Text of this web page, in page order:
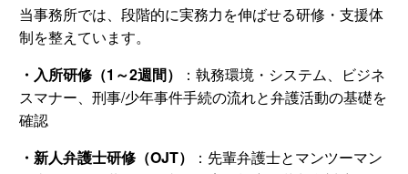
当事務所では、段階的に実務力を伸ばせる研修・支援体
制を整えています。
・入所研修（1～2週間）
：執務環境・システム、ビジネ
スマナー、刑事/少年事件手続の流れと弁護活動の基礎を
確認
・新人弁護士研修（OJT）
：先輩弁護士とマンツーマン